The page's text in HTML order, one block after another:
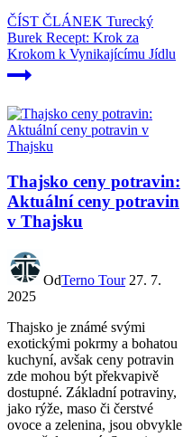
ČÍST ČLÁNEK Turecký
Burek Recept: Krok za
Krokom k Vynikajícímu Jídlu
Thajsko ceny potravin:
Aktuální ceny potravin
v Thajsku
OdTerno Tour 27. 7.
2025
Thajsko je známé svými
exotickými pokrmy a bohatou
kuchyní, avšak ceny potravin
zde mohou být překvapivě
dostupné. Základní potraviny,
jako rýže, maso či čerstvé
ovoce a zelenina, jsou obvykle